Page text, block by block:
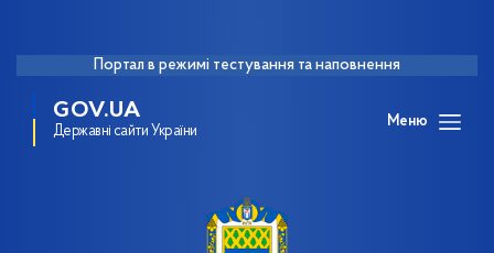
Портал в режимі тестування та наповнення
GOV.UA
Державні сайти України
Меню